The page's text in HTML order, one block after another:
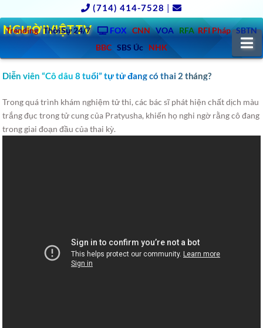
(714) 414-7528 |
Trending ThờiSự 24/7 FOX CNN VOA RFA RFI Pháp SBTN
BBC SBS Úc NHK
NGƯỜIVIỆT.TV
Diễn viên “Cô dâu 8 tuổi” tự tử đang có thai 2 tháng?
Trong quá trình khám nghiệm tử thi, các bác sĩ phát hiện chất dịch màu
trắng đục trong tử cung của Pratyusha, khiến họ nghi ngờ rằng cô đang
trong giai đoạn đầu của thai kỳ.